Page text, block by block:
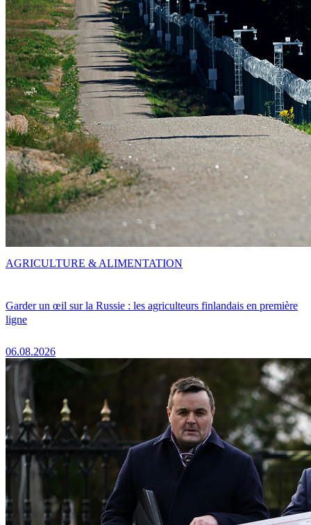
Garder un œil sur la Russie : les agriculteurs finlandais en première
ligne
06.08.2026
AGRICULTURE & ALIMENTATION